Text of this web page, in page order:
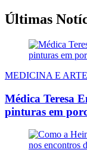
Últimas
MEDICINA E ARTE
Médica Teresa
pinturas em